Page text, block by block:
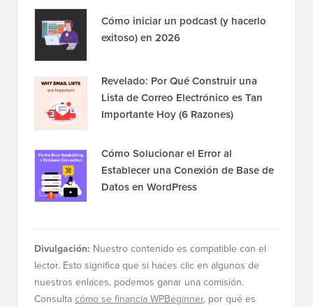
Cómo iniciar un podcast (y hacerlo
exitoso) en 2026
Revelado: Por Qué Construir una
Lista de Correo Electrónico es Tan
Importante Hoy (6 Razones)
Cómo Solucionar el Error al
Establecer una Conexión de Base de
Datos en WordPress
Divulgación: Nuestro contenido es compatible con el
lector. Esto significa que si haces clic en algunos de
nuestros enlaces, podemos ganar una comisión.
Consultacómo se financia WPBeginner, por qué es